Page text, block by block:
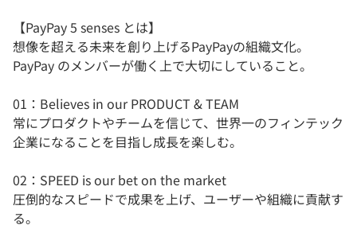
【PayPay 5 senses とは】
想像を超える未来を創り上げるPayPayの組織文化。
PayPay のメンバーが働く上で大切にしていること。
01：Believes in our PRODUCT & TEAM
常にプロダクトやチームを信じて、世界一のフィンテック
企業になることを目指し成長を楽しむ。
02：SPEED is our bet on the market
圧倒的なスピードで成果を上げ、ユーザーや組織に貢献す
る。